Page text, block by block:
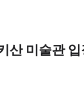
산 미술관 입